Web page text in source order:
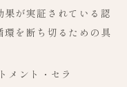
果が実証されている認
を断ち切るための具
メント・セラ